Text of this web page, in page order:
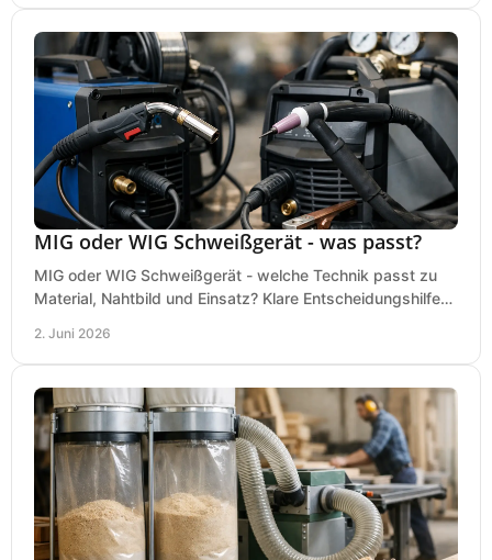
MIG oder WIG Schweißgerät - was passt?
MIG oder WIG Schweißgerät - welche Technik passt zu
Material, Nahtbild und Einsatz? Klare Entscheidungshilfe
2. Juni 2026